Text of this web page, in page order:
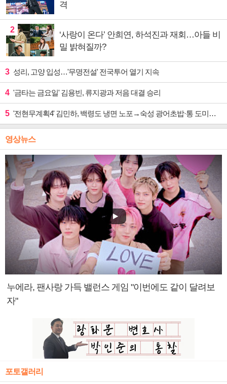
격
2
‘사랑이 온다’ 안희연, 하석진과 재회…아들 비
밀 밝혀질까?
3 성리, 고양 입성…'무명전설' 전국투어 열기 지속
4 '금타는 금요일' 김용빈, 류지광과 저음 대결 승리
5 '전현무계획4' 김민하, 백령도 냉면 노포→숙성 광어초밥·통 도미찜 맛집 탐방
영상뉴스
누에라, 팬사랑 가득 밸런스 게임 "이번에도 같이 달려보
자"
포토갤러리